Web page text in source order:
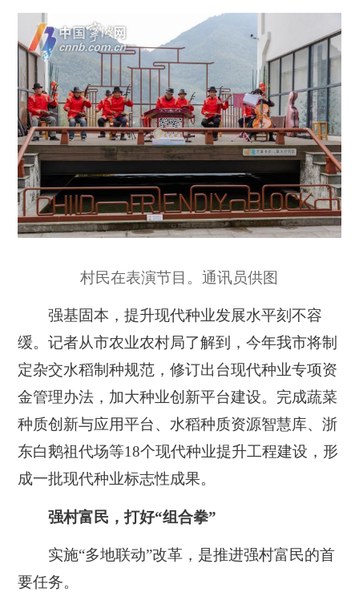
村民在表演节目。通讯员供图
强基固本，提升现代种业发展水平刻不容
缓。记者从市农业农村局了解到，今年我市将制
定杂交水稻制种规范，修订出台现代种业专项资
金管理办法，加大种业创新平台建设。完成蔬菜
种质创新与应用平台、水稻种质资源智慧库、浙
东白鹅祖代场等18个现代种业提升工程建设，形
成一批现代种业标志性成果。
强村富民，打好“组合拳”
实施“多地联动”改革，是推进强村富民的首
要任务。